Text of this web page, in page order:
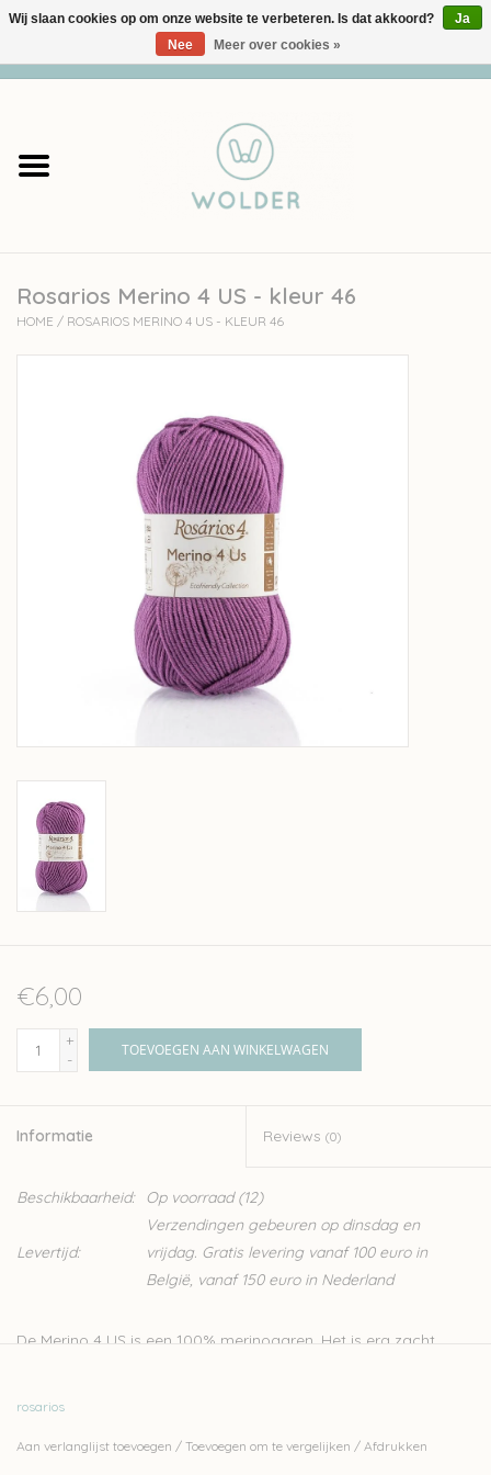
Garens
Accessoires
workshops
Rosarios Merino 4 US - kleur 46
HOME / ROSARIOS MERINO 4 US - KLEUR 46
€6,00
+
-
TOEVOEGEN AAN WINKELWAGEN
Informatie Reviews (0)
Beschikbaarheid: Op voorraad(12)
Levertijd:
Verzendingen gebeuren op dinsdag en
vrijdag. Gratis levering vanaf 100 euro in
België, vanaf 150 euro in Nederland
De Merino 4 US is een 100% merinogaren. Het is erg zacht,
rosarios
Aan verlanglijst toevoegen / Toevoegen om te vergelijken / Afdrukken
Wij slaan cookies op om onze website te verbeteren. Is dat akkoord?
Ja
Nee
Meer over cookies »